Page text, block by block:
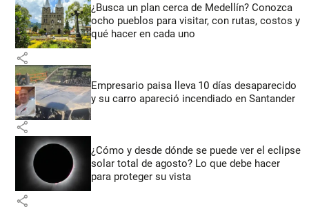
¿Busca un plan cerca de Medellín? Conozca
ocho pueblos para visitar, con rutas, costos y
qué hacer en cada uno
share
Empresario paisa lleva 10 días desaparecido
y su carro apareció incendiado en Santander
share
¿Cómo y desde dónde se puede ver el eclipse
solar total de agosto? Lo que debe hacer
para proteger su vista
share